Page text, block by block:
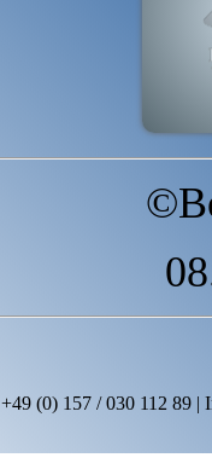
+49 (0) 157 / 030 112 89|